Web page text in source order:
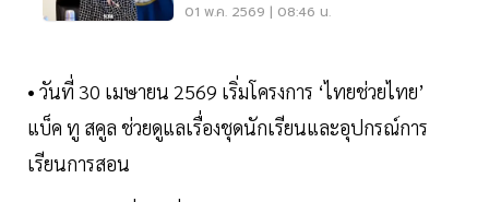
01 พ.ค. 2569 | 08:46 น.
• วันที่ 30 เมษายน 2569 เริ่มโครงการ ‘ไทยช่วยไทย’
แบ็ค ทู สคูล ช่วยดูแลเรื่องชุดนักเรียนและอุปกรณ์การ
เรียนการสอน